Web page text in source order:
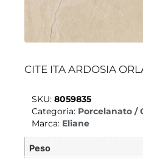
CITE ITA ARDOSIA
SKU: 8059835
Categoria: Porcelanato /
Marca: Eliane
Peso